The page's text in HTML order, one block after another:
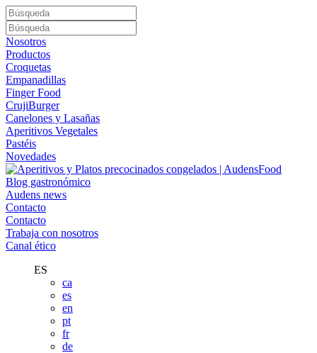
Nosotros
Productos
Croquetas
Empanadillas
Finger Food
CrujiBurger
Canelones y Lasañas
Aperitivos Vegetales
Pastéis
Novedades
Blog gastronómico
Audens news
Contacto
Contacto
Trabaja con nosotros
Canal ético
ES
ca
es
en
pt
fr
de